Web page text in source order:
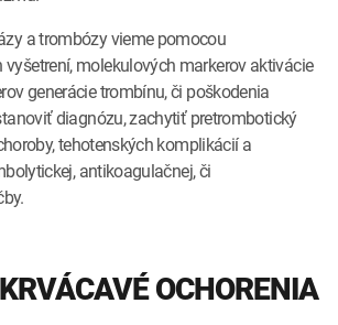
a trombózy vieme pomocou
molekulových markerov aktivácie
generácie trombínu, či poškodenia
diagnózu, zachytiť pretrombotický
tehotenských komplikácií a
antikoagulačnej, či
OCHORENIA